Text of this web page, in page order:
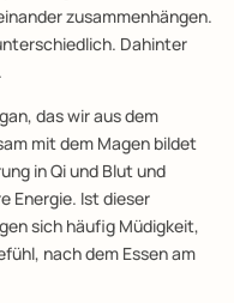
zusammenhängen.
Dahinter
das wir aus dem
mit dem Magen bildet
in Qi und Blut und
Energie. Ist dieser
sich häufig Müdigkeit,
nach dem Essen am